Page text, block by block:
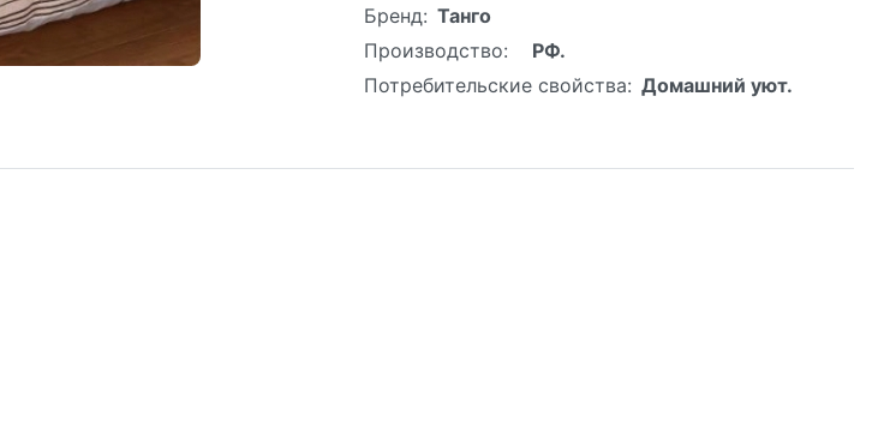
Бренд: Танго
Производство:
РФ.
Потребительские свойства: Домашний уют.